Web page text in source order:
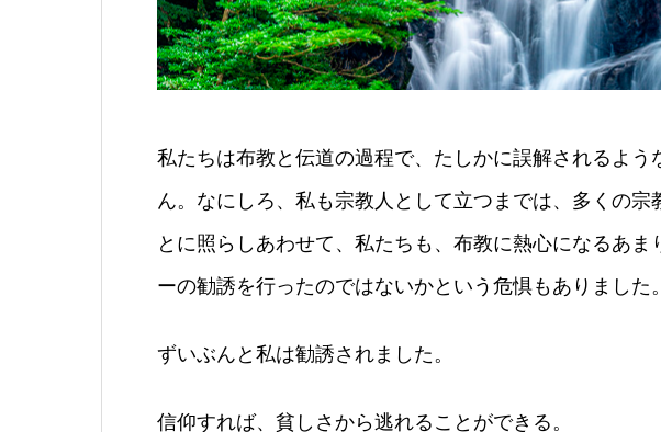
私たちは布教と伝道の過程で、たしかに誤解されるよう
ん。なにしろ、私も宗教人として立つまでは、多くの宗
とに照らしあわせて、私たちも、布教に熱心になるあ
ーの勧誘を行ったのではないかという危惧もありました。
ずいぶんと私は勧誘されました。
信仰すれば、貧しさから逃れることができる。